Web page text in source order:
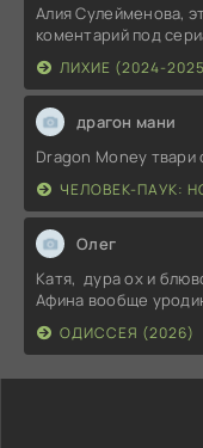
Алия Сулейменова,
коментарий под
ЛИХИЕ (2024-
драгон мани
Dragon Money
ЧЕЛОВЕК-ПАУК:
Олег
Катя, дура ох и
Афина вообще
ОДИССЕЯ (2026)